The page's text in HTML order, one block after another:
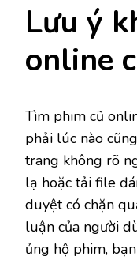
Lưu ý
online
Tìm phim cũ
phải lúc nào
trang không rõ
lạ hoặc tải file
duyệt có chặn
luận của người
ủng hộ phim,